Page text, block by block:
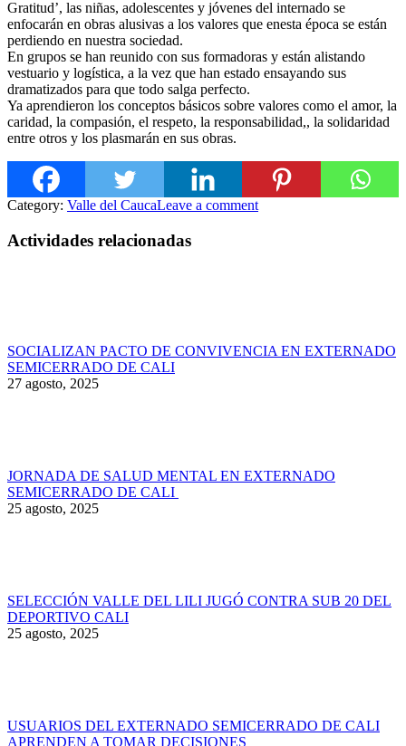
Gratitud’, las niñas, adolescentes y jóvenes del internado se
enfocarán en obras alusivas a los valores que enesta época se están
perdiendo en nuestra sociedad.
En grupos se han reunido con sus formadoras y están alistando
vestuario y logística, a la vez que han estado ensayando sus
dramatizados para que todo salga perfecto.
Ya aprendieron los conceptos básicos sobre valores como el amor, la
caridad, la compasión, el respeto, la responsabilidad,, la solidaridad
entre otros y los plasmarán en sus obras.
Category: Valle del CaucaLeave a comment
Actividades relacionadas
SOCIALIZAN PACTO DE CONVIVENCIA EN EXTERNADO
SEMICERRADO DE CALI
27 agosto, 2025
JORNADA DE SALUD MENTAL EN EXTERNADO
SEMICERRADO DE CALI
25 agosto, 2025
SELECCIÓN VALLE DEL LILI JUGÓ CONTRA SUB 20 DEL
DEPORTIVO CALI
25 agosto, 2025
USUARIOS DEL EXTERNADO SEMICERRADO DE CALI
APRENDEN A TOMAR DECISIONES